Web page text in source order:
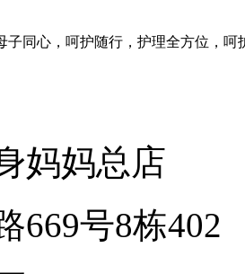
子同心，呵护随行，护理全方位，呵
妈妈总店
669号8栋402